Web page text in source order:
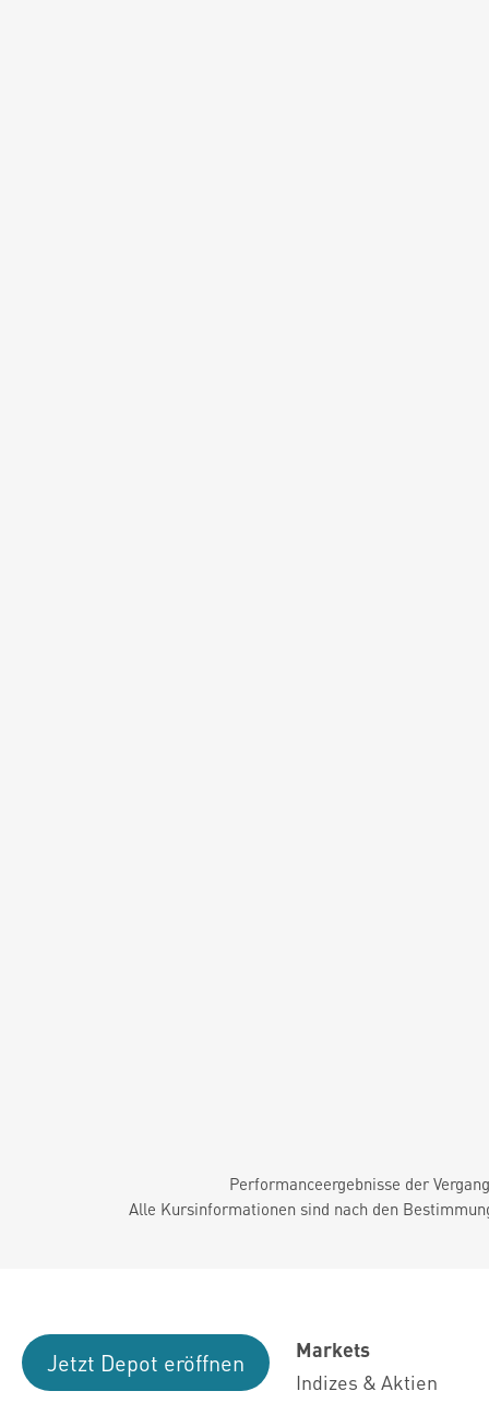
Performanceergebnisse der
Alle Kursinformationen sind nach den
Jetzt Depot eröffnen
Markets
Indizes & Aktien